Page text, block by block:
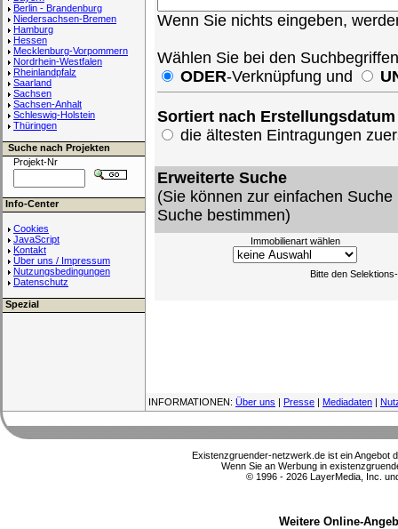
Berlin - Brandenburg
Niedersachsen-Bremen
Hamburg
Hessen
Mecklenburg-Vorpommern
Nordrhein-Westfalen
Rheinlandpfalz
Saarland
Sachsen
Sachsen-Anhalt
Schleswig-Holstein
Thüringen
Suche nach Projekten
Projekt-Nr
Info-Center
Cookies
JavaScript
Kontakt
Über uns / Impressum
Nutzungsbedingungen
Datenschutz
Spezial
Wenn Sie nichts eingeben,
Wählen Sie bei den
ODER-Verknüpfung und
Sortiert nach Erstellungsdatum
die ältesten Eintragungen
Erweiterte Suche
(Sie können zur einfachen
Suche bestimmen)
Immobilienart wählen
Bitte den
INFORMATIONEN: Über uns | Presse | Mediadaten |
Existenzgruender-netzwerk.de ist ein Angebot
Wenn Sie an Werbung in
© 1996 - 2026 LayerMedia, Inc.
Weitere Online-